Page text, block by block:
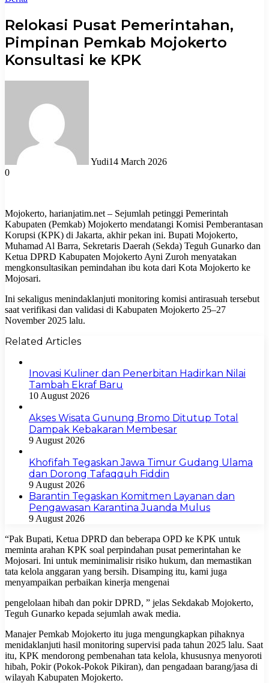
Relokasi Pusat Pemerintahan,
Pimpinan Pemkab Mojokerto
Konsultasi ke KPK
Yudi14 March 2026
0
Mojokerto, harianjatim.net – Sejumlah petinggi Pemerintah
Kabupaten (Pemkab) Mojokerto mendatangi Komisi Pemberantasan
Korupsi (KPK) di Jakarta, akhir pekan ini. Bupati Mojokerto,
Muhamad Al Barra, Sekretaris Daerah (Sekda) Teguh Gunarko dan
Ketua DPRD Kabupaten Mojokerto Ayni Zuroh menyatakan
mengkonsultasikan pemindahan ibu kota dari Kota Mojokerto ke
Mojosari.
Ini sekaligus menindaklanjuti monitoring komisi antirasuah tersebut
saat verifikasi dan validasi di Kabupaten Mojokerto 25–27
November 2025 lalu.
Related Articles
Inovasi Kuliner dan Penerbitan Hadirkan Nilai
Tambah Ekraf Baru
10 August 2026
Akses Wisata Gunung Bromo Ditutup Total
Dampak Kebakaran Membesar
9 August 2026
Khofifah Tegaskan Jawa Timur Gudang Ulama
dan Dorong Tafaqquh Fiddin
9 August 2026
Barantin Tegaskan Komitmen Layanan dan
Pengawasan Karantina Juanda Mulus
9 August 2026
“Pak Bupati, Ketua DPRD dan beberapa OPD ke KPK untuk
meminta arahan KPK soal perpindahan pusat pemerintahan ke
Mojosari. Ini untuk meminimalisir risiko hukum, dan memastikan
tata kelola anggaran yang bersih. Disamping itu, kami juga
menyampaikan perbaikan kinerja mengenai
pengelolaan hibah dan pokir DPRD, ” jelas Sekdakab Mojokerto,
Teguh Gunarko kepada sejumlah awak media.
Manajer Pemkab Mojokerto itu juga mengungkapkan pihaknya
menidaklanjuti hasil monitoring supervisi pada tahun 2025 lalu. Saat
itu, KPK mendorong pembenahan tata kelola, khususnya menyoroti
hibah, Pokir (Pokok-Pokok Pikiran), dan pengadaan barang/jasa di
wilayah Kabupaten Mojokerto.